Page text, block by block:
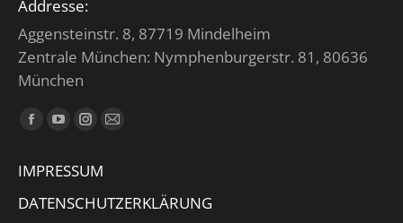
Addresse:
Aggensteinstr. 8, 87719 Mindelheim
Zentrale München: Nymphenburgerstr. 81, 80636
München
Finden Sie uns auf:
Facebook
opens
in
YouTube
opens
in
Instagram
opens
in
E-
opens
IMPRESSUM
DATENSCHUTZERKLÄRUNG